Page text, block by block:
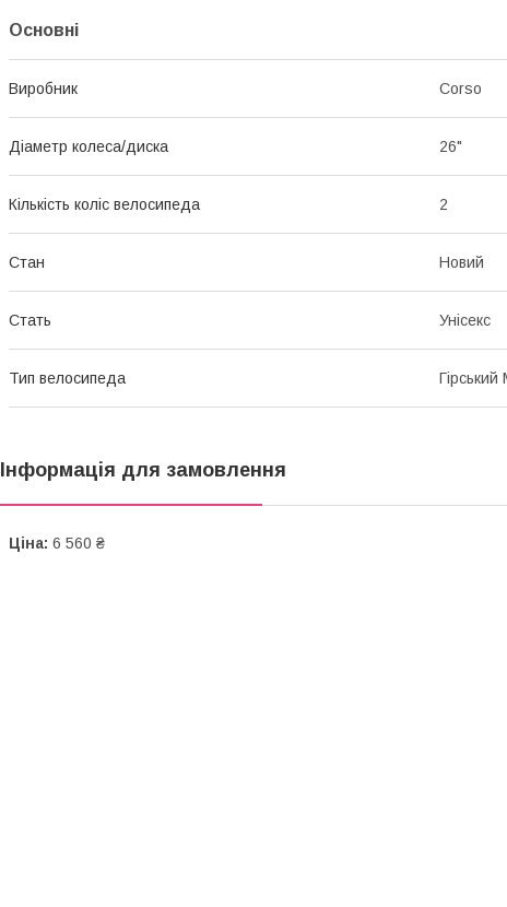
Основні
Виробник Corso
Діаметр колеса/диска 26"
Кількість коліс велосипеда 2
Стан Новий
Стать Унісекс
Тип велосипеда Гірський
Інформація для замовлення
Ціна: 6 560 ₴